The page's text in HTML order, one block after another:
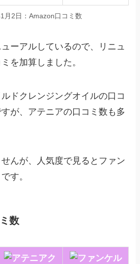
月2日：Amazon口コミ数
ーアルしているので、リニュ
を加算しました。
ドクレンジングオイルの口コ
が、アテニアの口コミ数も多
んが、人気度で見るとファン
す。
数